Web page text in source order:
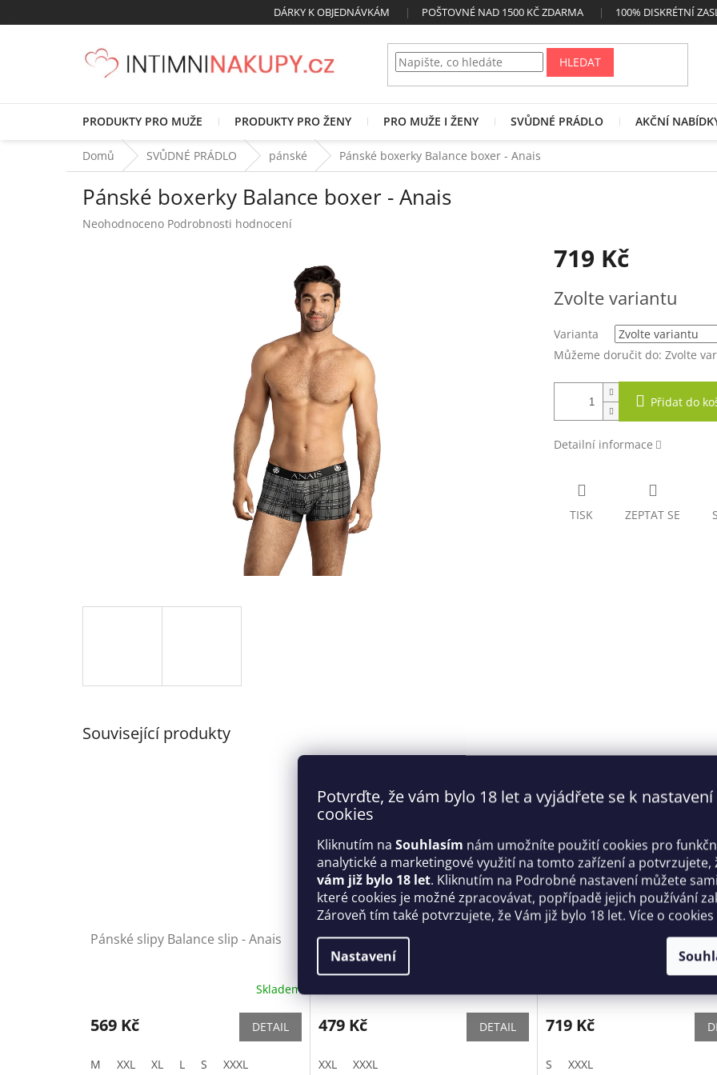
Potvrďte, že vám bylo 18 let a vyjádřete se k nastavení
cookies
Kliknutím na Souhlasím nám umožníte použití cookies pro
analytické a marketingové využití na tomto zařízení a potvrzujete,
vám již bylo 18 let. Kliknutím na Podrobné nastavení můžete
které cookies je možné zpracovávat, popřípadě jejich používání
Zároveň tím také potvrzujete, že Vám již bylo 18 let. Více o cookies
Nastavení
na
DÁRKY K OBJEDNÁVKÁM POŠTOVNÉ NAD 1500 KČ ZDARMA 100% DISKRÉTNÍ
HLEDAT
PRODUKTY PRO MUŽE PRODUKTY PRO ŽENY PRO MUŽE I ŽENY SVŮDNÉ PRÁDLO AKČNÍ
Domů SVŮDNÉ PRÁDLO pánské Pánské boxerky Balance boxer - Anais
Pánské boxerky Balance boxer - Anais
Průměrné
Neohodnoceno Podrobnosti hodnocení
719 Kč
cena:
Zvolte variantu
Varianta
Můžeme doručit do: Zvolte
Přidat do
Detailní informace
TISK ZEPTAT SE
Související produkty
Pánské slipy Balance slip - Anais
Skladem
569 Kč DETAIL
M XXL XL L S XXXL
Pánské boxerky otevřené
Romance jock bikiny - Anais
479 Kč DETAIL
XXL XXXL
Pánské boxerky Mercury
719 Kč
S XXXL